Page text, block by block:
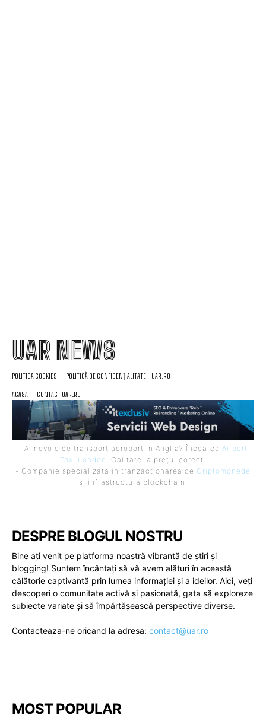
UAR NEWS
POLITICA COOKIES POLITICĂ DE CONFIDENȚIALITATE – UAR.RO
ACASA CONTACT UAR.RO
- Ai nevoie de transport aeroport in Anglia? Încearcă Airport
Taxi London . Calitate la prețul corect.
- Companie specializata in tranzactionarea de Criptomonede
si infrastructura blockchain.
DESPRE BLOGUL NOSTRU
Bine ați venit pe platforma noastră vibrantă de știri și
blogging! Suntem încântați să vă avem alături în această
călătorie captivantă prin lumea informației și a ideilor. Aici, veți
descoperi o comunitate activă și pasionată, gata să exploreze
subiecte variate și să împărtășească perspective diverse.
Contacteaza-ne oricand la adresa: contact@uar.ro
MOST POPULAR